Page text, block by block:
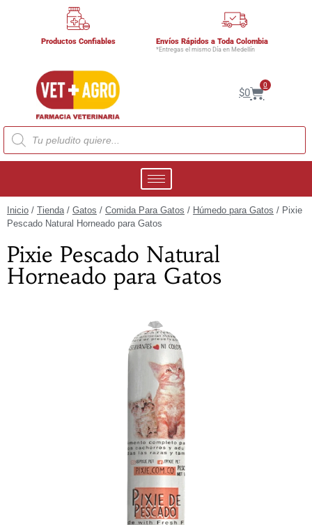
Productos Confiables Envíos Rápidos a Toda Colombia
*Entregas el mismo Día en Medellín
$0
0
Inicio / Tienda/ Gatos / Comida Para Gatos / Húmedo para Gatos / Pixie
Pescado Natural Horneado para Gatos
Pixie Pescado Natural
Horneado para Gatos